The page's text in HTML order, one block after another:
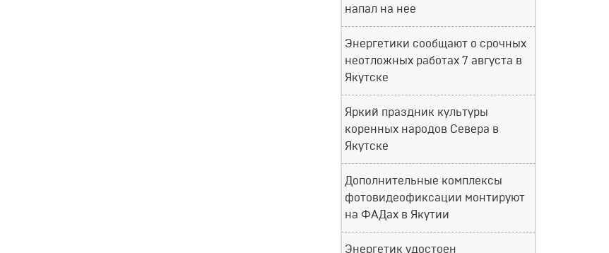
напал на нее
Энергетики сообщают о срочных
неотложных работах 7 августа в
Якутске
Яркий праздник культуры
коренных народов Севера в
Якутске
Дополнительные комплексы
фотовидеофиксации монтируют
на ФАДах в Якутии
Энергетик удостоен